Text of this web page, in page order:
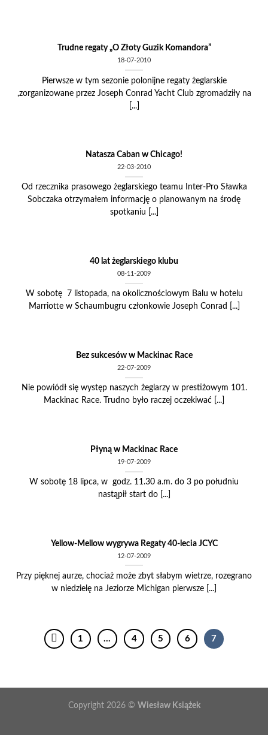
Trudne regaty „O Złoty Guzik Komandora”
18-07-2010
Pierwsze w tym sezonie polonijne regaty żeglarskie
,zorganizowane przez Joseph Conrad Yacht Club zgromadziły na
[...]
Natasza Caban w Chicago!
22-03-2010
Od rzecznika prasowego żeglarskiego teamu Inter-Pro Sławka
Sobczaka otrzymałem informację o planowanym na środę
spotkaniu [...]
40 lat żeglarskiego klubu
08-11-2009
W sobotę 7 listopada, na okolicznościowym Balu w hotelu
Marriotte w Schaumbugru członkowie Joseph Conrad [...]
Bez sukcesów w Mackinac Race
22-07-2009
Nie powiódł się występ naszych żeglarzy w prestiżowym 101.
Mackinac Race. Trudno było raczej oczekiwać [...]
Płyną w Mackinac Race
19-07-2009
W sobotę 18 lipca, w godz. 11.30 a.m. do 3 po południu
nastąpił start do [...]
Yellow-Mellow wygrywa Regaty 40-lecia JCYC
12-07-2009
Przy pięknej aurze, chociaż może zbyt słabym wietrze, rozegrano
w niedzielę na Jeziorze Michigan pierwsze [...]
1 … 4 5 6 7
Copyright 2026 © Wiesław Książek